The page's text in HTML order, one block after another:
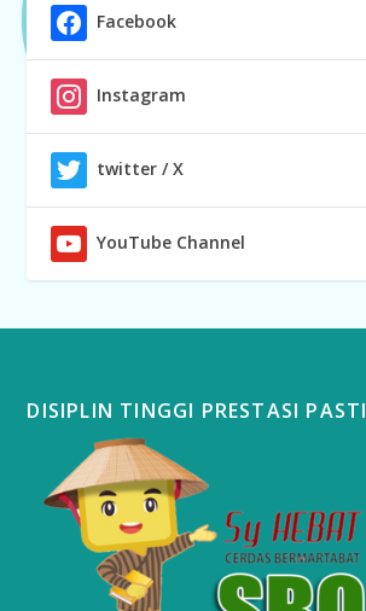
Facebook
Instagram
twitter / X
YouTube Channel
DISIPLIN TINGGI PRESTASI PASTI